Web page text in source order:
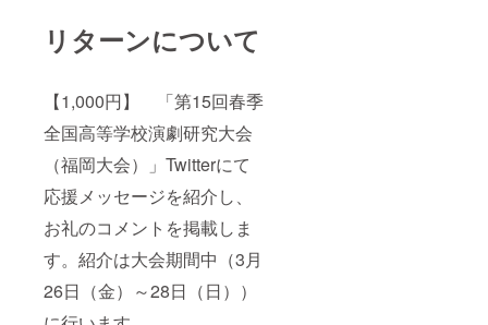
リターンについて
【1,000円】 「第15回春季
全国高等学校演劇研究大会
（福岡大会）」Twitterにて
応援メッセージを紹介し、
お礼のコメントを掲載しま
す。紹介は大会期間中（3月
26日（金）～28日（日））